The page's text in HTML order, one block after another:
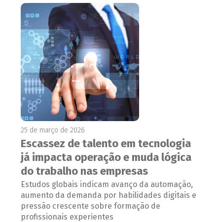
25 de março de 2026
Escassez de talento em tecnologia
já impacta operação e muda lógica
do trabalho nas empresas
Estudos globais indicam avanço da automação,
aumento da demanda por habilidades digitais e
pressão crescente sobre formação de
profissionais experientes